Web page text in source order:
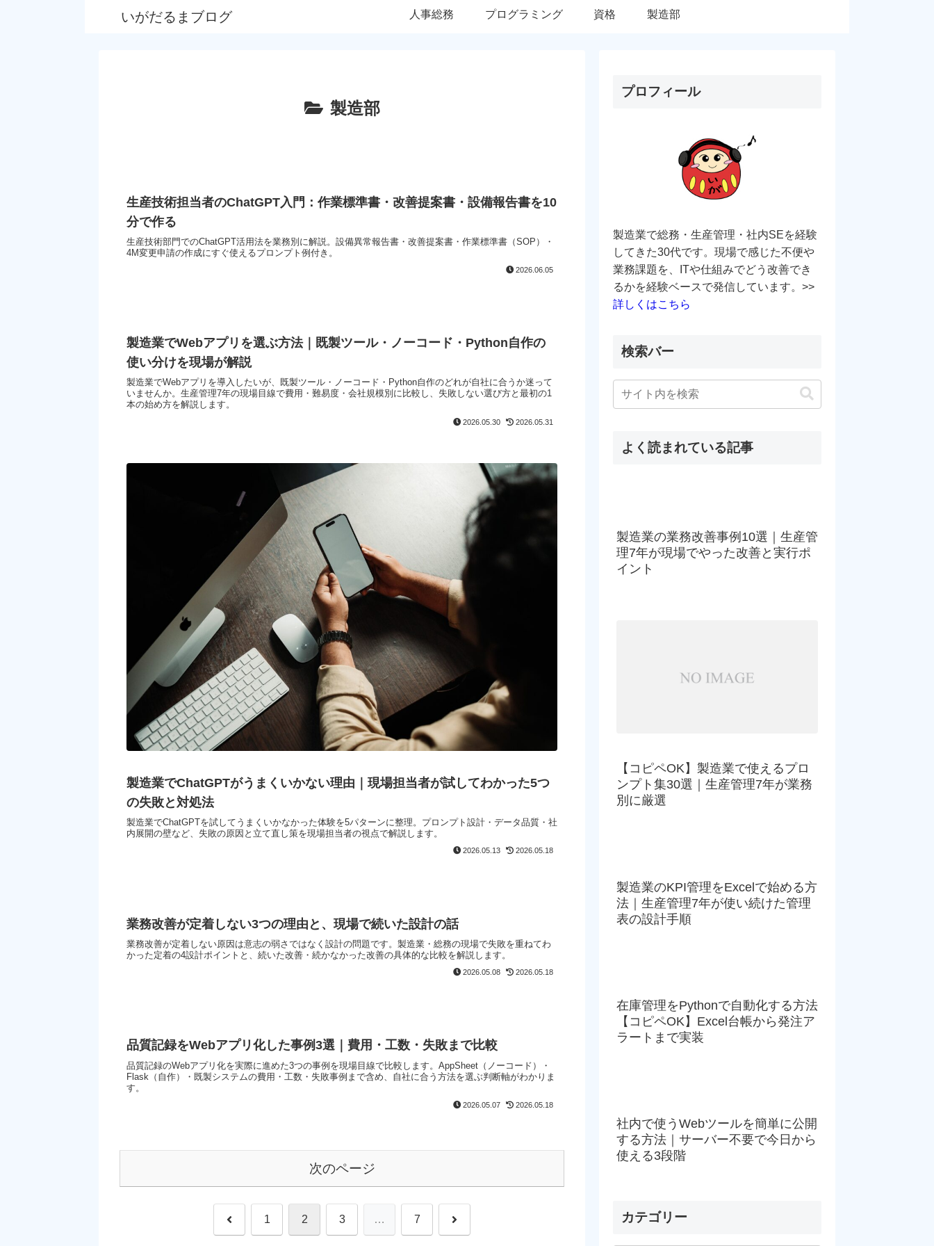
いがだるまブログ 人事総務 プログラミング 資格 製造部
製造部
生産技術担当者のChatGPT入門：作業標準書・改善提案書・設備報告書を10
分で作る
生産技術部門でのChatGPT活用法を業務別に解説。設備異常報告書・改善提案書・作業標準書（SOP）・
4M変更申請の作成にすぐ使えるプロンプト例付き。
2026.06.05
製造業でWebアプリを選ぶ方法｜既製ツール・ノーコード・Python自作の
使い分けを現場が解説
製造業でWebアプリを導入したいが、既製ツール・ノーコード・Python自作のどれが自社に合うか迷って
いませんか。生産管理7年の現場目線で費用・難易度・会社規模別に比較し、失敗しない選び方と最初の1
本の始め方を解説します。
2026.05.30 2026.05.31
製造業でChatGPTがうまくいかない理由｜現場担当者が試してわかった5つ
の失敗と対処法
製造業でChatGPTを試してうまくいかなかった体験を5パターンに整理。プロンプト設計・データ品質・社
内展開の壁など、失敗の原因と立て直し策を現場担当者の視点で解説します。
2026.05.13 2026.05.18
業務改善が定着しない3つの理由と、現場で続いた設計の話
業務改善が定着しない原因は意志の弱さではなく設計の問題です。製造業・総務の現場で失敗を重ねてわ
かった定着の4設計ポイントと、続いた改善・続かなかった改善の具体的な比較を解説します。
2026.05.08 2026.05.18
品質記録をWebアプリ化した事例3選｜費用・工数・失敗まで比較
品質記録のWebアプリ化を実際に進めた3つの事例を現場目線で比較します。AppSheet（ノーコード）・
Flask（自作）・既製システムの費用・工数・失敗事例まで含め、自社に合う方法を選ぶ判断軸がわかりま
す。
2026.05.07 2026.05.18
次のページ
前 1 2 3 … 7 次
プロフィール
製造業で総務・生産管理・社内SEを経験
してきた30代です。現場で感じた不便や
業務課題を、ITや仕組みでどう改善でき
るかを経験ベースで発信しています。>>
詳しくはこちら
検索バー
よく読まれている記事
製造業の業務改善事例10選｜生産管
理7年が現場でやった改善と実行ポ
イント
【コピペOK】製造業で使えるプロ
ンプト集30選｜生産管理7年が業務
別に厳選
製造業のKPI管理をExcelで始める方
法｜生産管理7年が使い続けた管理
表の設計手順
在庫管理をPythonで自動化する方法
【コピペOK】Excel台帳から発注ア
ラートまで実装
社内で使うWebツールを簡単に公開
する方法｜サーバー不要で今日から
使える3段階
カテゴリー